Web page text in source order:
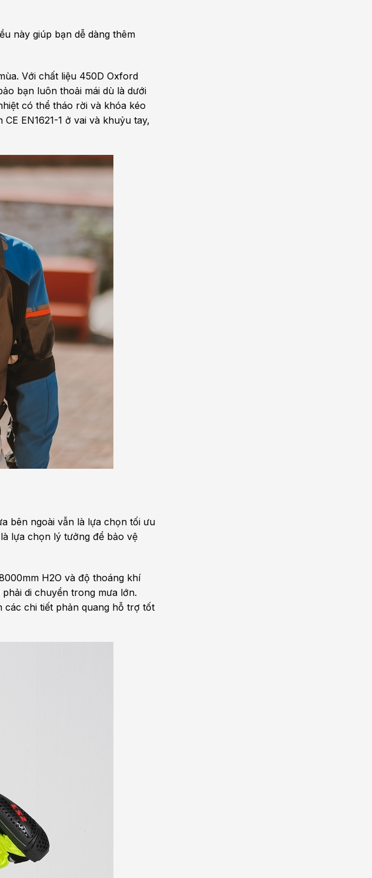
này giúp bạn dễ dàng thêm
Với chất liệu 450D Oxford
bạn luôn thoải mái dù là dưới
có thể tháo rời và khóa kéo
EN1621-1 ở vai và khuỷu tay,
bên ngoài vẫn là lựa chọn tối ưu
lựa chọn lý tưởng để bảo vệ
H2O và độ thoáng khí
di chuyển trong mưa lớn.
các chi tiết phản quang hỗ trợ tốt